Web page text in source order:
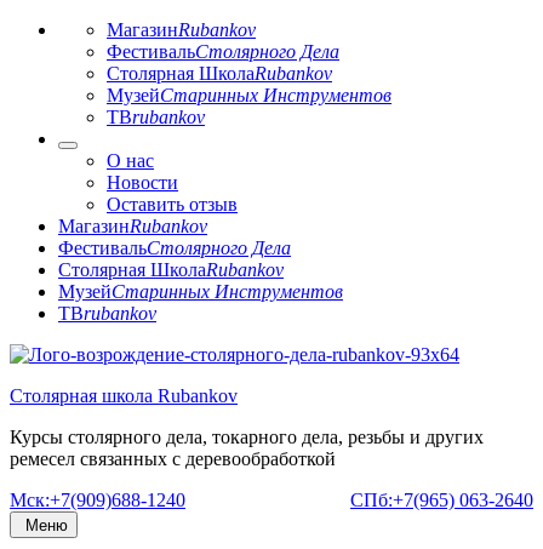
МагазинRubankov
ФестивальСтолярного Дела
Столярная ШколаRubankov
МузейСтаринных Инструментов
ТВrubankov
О нас
Новости
Оставить отзыв
МагазинRubankov
ФестивальСтолярного Дела
Столярная ШколаRubankov
МузейСтаринных Инструментов
ТВrubankov
Перейти
содержимому
Столярная школа Rubankov
Курсы столярного дела, токарного дела, резьбы и других
ремесел связанных с деревообработкой
Мск:+7(909)688-1240
СПб:+7(965) 063-2640
Меню